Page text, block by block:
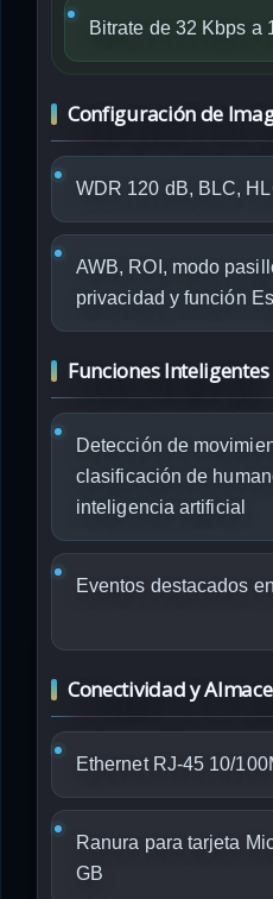
Bitrate de 32 Kbps a
Configuración de
WDR 120 dB, BLC,
AWB, ROI, modo
privacidad y función
Funciones Inteligentes
Detección de
clasificación de
inteligencia artificial
Eventos destacados
Conectividad y
Ethernet RJ-45 10/
Ranura para tarjeta
GB